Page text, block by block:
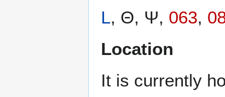
L, Θ, Ψ, 063,
Location
It is currently